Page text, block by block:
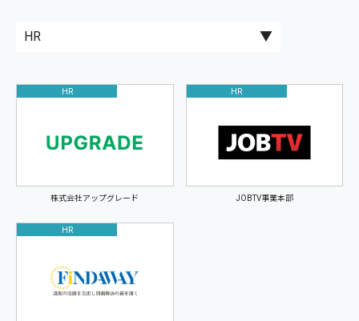
HR
株式会社アップグレード
HR
JOBTV事業本部
HR